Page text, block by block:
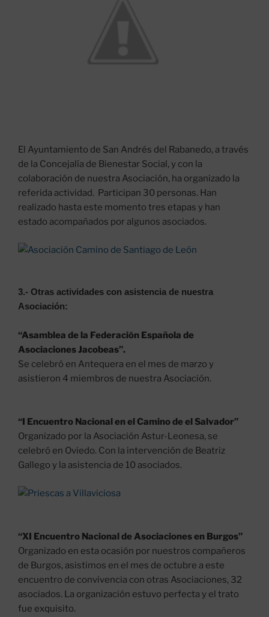
El Ayuntamiento de San Andrés del Rabanedo, a través
de la Concejalía de Bienestar Social, y con la
colaboración de nuestra Asociación, ha organizado la
referida actividad. Participan 30 personas. Han
realizado hasta este momento tres etapas y han
estado acompañados por algunos asociados.
3.- Otras actividades con asistencia de nuestra
Asociación:
“Asamblea de la Federación Española de
Asociaciones Jacobeas”.
Se celebró en Antequera en el mes de marzo y
asistieron 4 miembros de nuestra Asociación.
“I Encuentro Nacional en el Camino de el Salvador”
Organizado por la Asociación Astur-Leonesa, se
celebró en Oviedo. Con la intervención de Beatriz
Gallego y la asistencia de 10 asociados.
“XI Encuentro Nacional de Asociaciones en Burgos”
Organizado en esta ocasión por nuestros compañeros
de Burgos, asistimos en el mes de octubre a este
encuentro de convivencia con otras Asociaciones, 32
asociados. La organización estuvo perfecta y el trato
fue exquisito.